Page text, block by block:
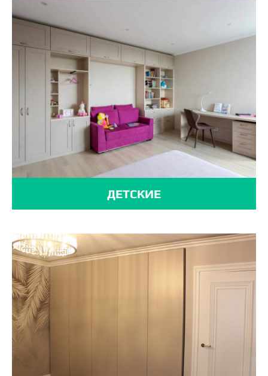
ДЕТСКИЕ